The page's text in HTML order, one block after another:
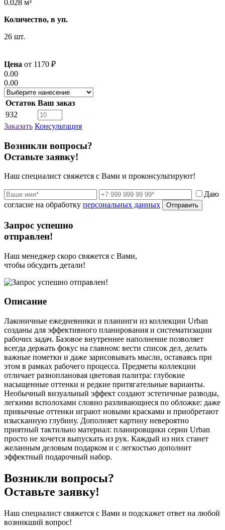
0.028 м³
Количество, в уп.
26 шт.
Цена от 1170 ₽
0.00
0.00
Остаток Ваш заказ
932
Заказать Консультация
Возникли вопросы?
Оставьте заявку!
Наш специалист свяжется с Вами и проконсультируют!
Даю
согласие на обработку персональных данных Отправить
Запрос успешно
отправлен!
Наш менеджер скоро свяжется с Вами,
чтобы обсудить детали!
Описание
Лаконичные ежедневники и планинги из коллекции Urban
созданы для эффективного планирования и систематизации
рабочих задач. Базовое внутреннее наполнение позволяет
всегда держать фокус на главном: вести список дел, делать
важные пометки и даже зарисовывать мысли, оставаясь при
этом в рамках рабочего процесса. Предметы коллекции
отличает разноплановая цветовая палитра: глубокие
насыщенные оттенки и редкие притягательные варианты.
Необычный визуальный эффект создают эстетичные разводы,
легкими всполохами словно разливающиеся по обложке: даже
привычные оттенки играют новыми красками и приобретают
изысканную глубину. Дополняет картину невероятно
приятный тактильно материал: планировщики серии Urban
просто не хочется выпускать из рук. Каждый из них станет
желанным деловым подарком и с легкостью дополнит
эффектный подарочный набор.
Возникли вопросы?
Оставьте заявку!
Наш специалист свяжется с Вами и подскажет ответ на любой
возникший вопрос!